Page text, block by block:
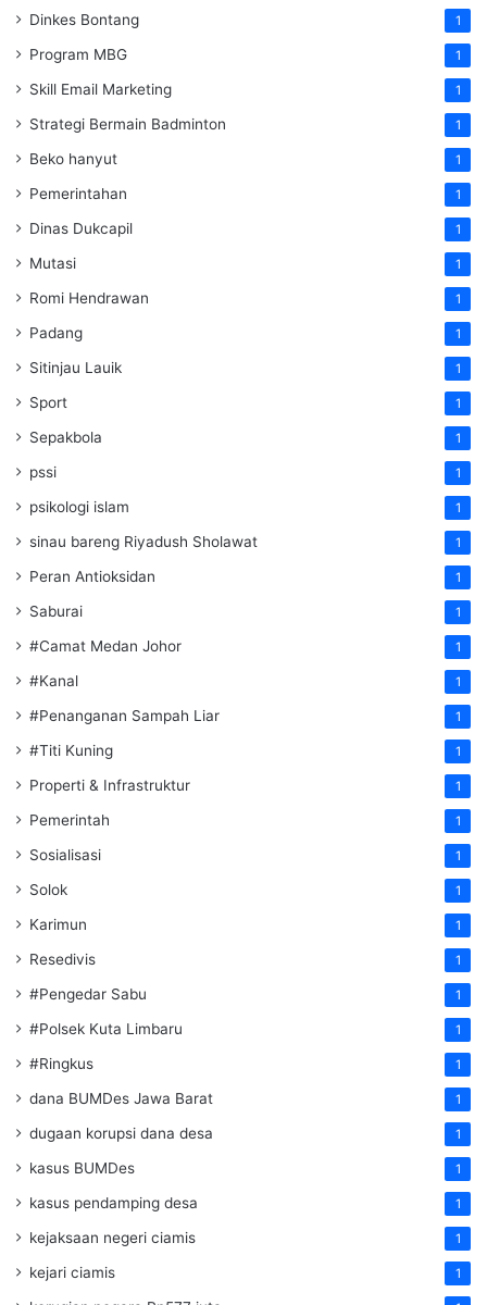
Dinkes Bontang 1
Program MBG 1
Skill Email Marketing 1
Strategi Bermain Badminton 1
Beko hanyut 1
Pemerintahan 1
Dinas Dukcapil 1
Mutasi 1
Romi Hendrawan 1
Padang 1
Sitinjau Lauik 1
Sport 1
Sepakbola 1
pssi 1
psikologi islam 1
sinau bareng Riyadush Sholawat 1
Peran Antioksidan 1
Saburai 1
#Camat Medan Johor 1
#Kanal 1
#Penanganan Sampah Liar 1
#Titi Kuning 1
Properti & Infrastruktur 1
Pemerintah 1
Sosialisasi 1
Solok 1
Karimun 1
Resedivis 1
#Pengedar Sabu 1
#Polsek Kuta Limbaru 1
#Ringkus 1
dana BUMDes Jawa Barat 1
dugaan korupsi dana desa 1
kasus BUMDes 1
kasus pendamping desa 1
kejaksaan negeri ciamis 1
kejari ciamis 1